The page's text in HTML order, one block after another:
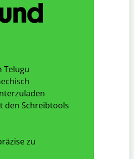
Telugu
den Schreibtools
zu